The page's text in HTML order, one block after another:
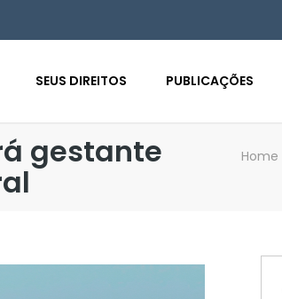
SEUS DIREITOS PUBLICAÇÕES
gestante Home